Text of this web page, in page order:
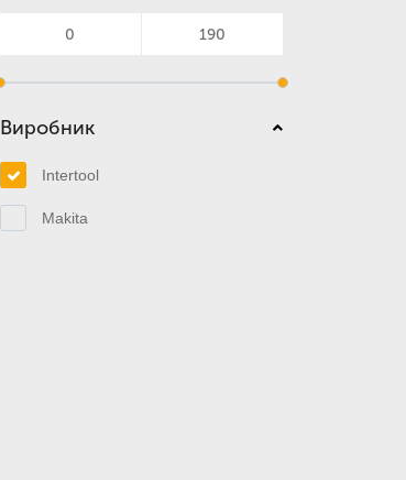
Виробник
Intertool
Makita